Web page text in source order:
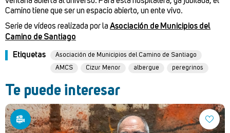
Camino tiene que ser un espacio abierto, un ente vivo.
Serie de vídeos realizada por la Asociación de Municipios del
Camino de Santiago
Etiquetas
Asociación de Municipios del Camino de Santiago
AMCS
Cizur Menor albergue peregrinos
Te puede interesar